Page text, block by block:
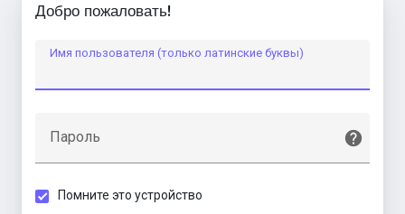
Добро пожаловать!
Имя пользователя (только латинские буквы)
Пароль
Помните это устройство